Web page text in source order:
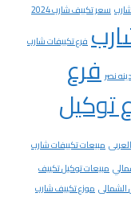
سعر تكييف شارب 2024
فرع تكييفات شارب
نصر فرع
توكيل
مبيعات تكييفات شارب
مبيعات توكيل تكييف
الشمالى موزع تكييف شارب